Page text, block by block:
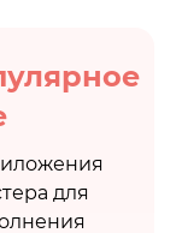
для